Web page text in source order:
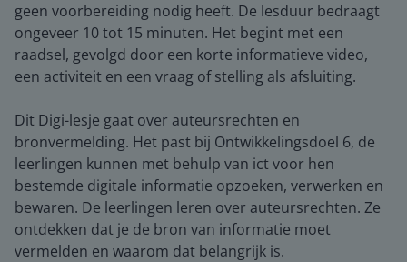
geen voorbereiding nodig heeft. De lesduur bedraagt
ongeveer 10 tot 15 minuten. Het begint met een
raadsel, gevolgd door een korte informatieve video,
een activiteit en een vraag of stelling als afsluiting.
Dit Digi-lesje gaat over auteursrechten en
bronvermelding. Het past bij Ontwikkelingsdoel 6, de
leerlingen kunnen met behulp van ict voor hen
bestemde digitale informatie opzoeken, verwerken en
bewaren. De leerlingen leren over auteursrechten. Ze
ontdekken dat je de bron van informatie moet
vermelden en waarom dat belangrijk is.